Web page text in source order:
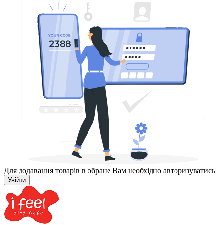
Для додавання товарів в обране Вам необхідно авторизуватись
Увійти